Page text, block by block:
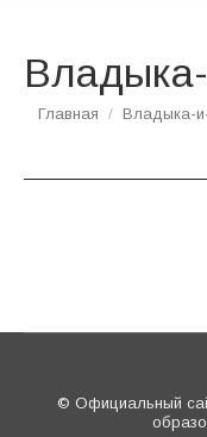
Вы здесь:
Главная Владыка-
© Официальный